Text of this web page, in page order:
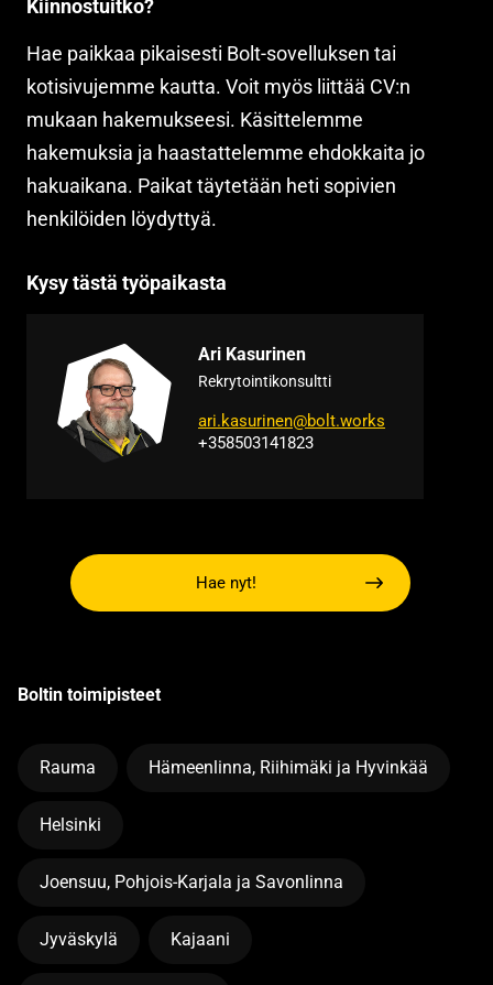
Hae nyt!
Kiinnostuitko?
Hae paikkaa pikaisesti Bolt-sovelluksen tai
kotisivujemme kautta. Voit myös liittää CV:n
mukaan hakemukseesi. Käsittelemme
hakemuksia ja haastattelemme ehdokkaita jo
hakuaikana. Paikat täytetään heti sopivien
henkilöiden löydyttyä.
Kysy tästä työpaikasta
Ari Kasurinen
Rekrytointikonsultti
ari.kasurinen@bolt.works
+358503141823
Boltin toimipisteet
Rauma Hämeenlinna, Riihimäki ja Hyvinkää
Helsinki
Joensuu, Pohjois-Karjala ja Savonlinna
Jyväskylä Kajaani